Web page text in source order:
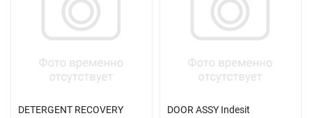
DETERGENT RECOVERY
DOOR ASSY Indesit